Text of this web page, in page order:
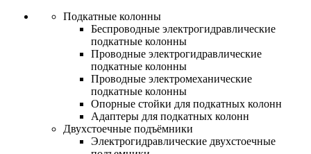
Подкатные колонны
Беспроводные электрогидравлические
подкатные колонны
Проводные электрогидравлические
подкатные колонны
Проводные электромеханические
подкатные колонны
Опорные стойки для подкатных колонн
Адаптеры для подкатных колонн
Двухстоечные подъёмники
Электрогидравлические двухстоечные